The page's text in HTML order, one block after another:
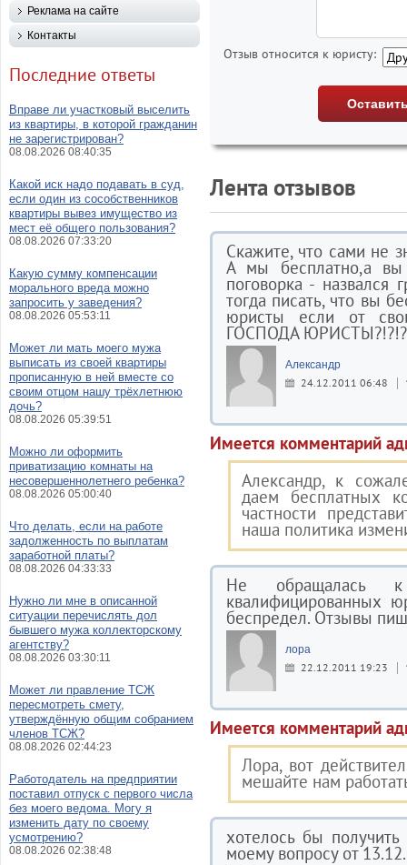
Отзыв относится к юристу:
Лента отзывов
Скажите, что сами не
А мы бесплатно,а вы
поговорка - назвался
тогда писать, что вы
юристы если от
ГОСПОДА
Александр
24.12.2011 06:48
Имеется комментарий
Александр, к
даем бесплатных
частности
наша политика
Не обращалась к
квалифицированных
беспредел. Отзывы
лора
22.12.2011 19:23
Имеется комментарий
Лора, вот
мешайте нам
хотелось бы
моему вопросу от
Реклама на сайте
Контакты
Последние ответы
Вправе ли участковый выселить
из квартиры, в которой гражданин
не зарегистрирован?
08.08.2026 08:40:35
Какой иск надо подавать в суд,
если один из сособственников
квартиры вывез имущество из
мест её общего пользования?
08.08.2026 07:33:20
Какую сумму компенсации
морального вреда можно
запросить у заведения?
08.08.2026 05:53:11
Может ли мать моего мужа
выписать из своей квартиры
прописанную в ней вместе со
своим отцом нашу трёхлетнюю
дочь?
08.08.2026 05:39:51
Можно ли оформить
приватизацию комнаты на
несовершеннолетнего ребенка?
08.08.2026 05:00:40
Что делать, если на работе
задолженность по выплатам
заработной платы?
08.08.2026 04:33:33
Нужно ли мне в описанной
ситуации перечислять дол
бывшего мужа коллекторскому
агентству?
08.08.2026 03:30:11
Может ли правление ТСЖ
пересмотреть смету,
утверждённую общим собранием
членов ТСЖ?
08.08.2026 02:44:23
Работодатель на предприятии
поставил отпуск с первого числа
без моего ведома. Могу я
изменить дату по своему
усмотрению?
08.08.2026 02:38:48